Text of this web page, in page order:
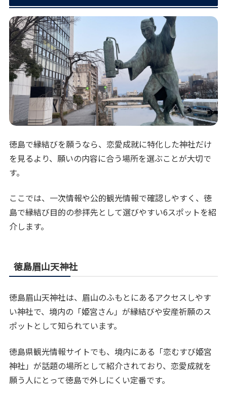
徳島で縁結びを願うなら、恋愛成就に特化した神社だけ
を見るより、願いの内容に合う場所を選ぶことが大切で
す。
ここでは、一次情報や公的観光情報で確認しやすく、徳
島で縁結び目的の参拝先として選びやすい6スポットを紹
介します。
徳島眉山天神社
徳島眉山天神社は、眉山のふもとにあるアクセスしやす
い神社で、境内の「姫宮さん」が縁結びや安産祈願のス
ポットとして知られています。
徳島県観光情報サイトでも、境内にある「恋むすび姫宮
神社」が話題の場所として紹介されており、恋愛成就を
願う人にとって徳島で外しにくい定番です。